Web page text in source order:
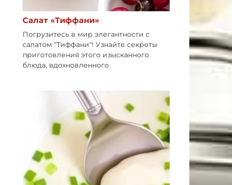
Салат «Тиффани»
Погрузитесь в мир элегантности с
салатом "Тиффани"! Узнайте секреты
приготовления этого изысканного
блюда, вдохновленного